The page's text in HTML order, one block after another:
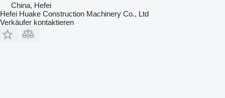
China, Hefei
Hefei Huake Construction Machinery Co., Ltd
Verkäufer kontaktieren